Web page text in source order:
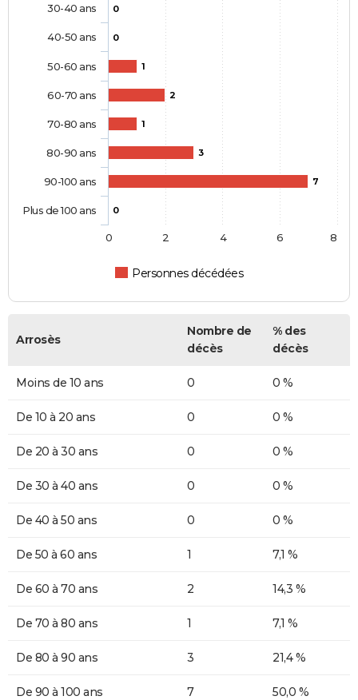
0
0
1
2
1
3
7
0
Personnes décédées
30-40 ans
40-50 ans
50-60 ans
60-70 ans
70-80 ans
80-90 ans
90-100 ans
Plus de 100 ans
0 2 4 6 8
Arrosès
Nombre de
décès
% des
décès
Moins de 10 ans 0 0 %
De 10 à 20 ans 0 0 %
De 20 à 30 ans 0 0 %
De 30 à 40 ans 0 0 %
De 40 à 50 ans 0 0 %
De 50 à 60 ans 1 7,1 %
De 60 à 70 ans 2 14,3 %
De 70 à 80 ans 1 7,1 %
De 80 à 90 ans 3 21,4 %
De 90 à 100 ans 7 50,0 %